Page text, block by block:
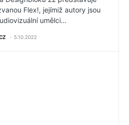
Flex!, jejímiž autory jsou
umělci…
5.10.2022